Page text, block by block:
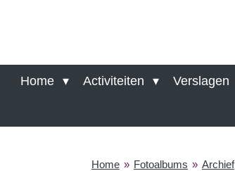
hoofdinhoud
Home Activiteiten Verslagen
Home » Fotoalbums » Archief